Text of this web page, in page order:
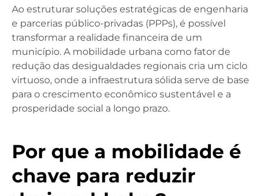
Ao estruturar soluções estratégicas de engenharia
e parcerias público-privadas (PPPs), é possível
transformar a realidade financeira de um
município. A mobilidade urbana como fator de
redução das desigualdades regionais cria um ciclo
virtuoso, onde a infraestrutura sólida serve de base
para o crescimento econômico sustentável e a
prosperidade social a longo prazo.
Por que a mobilidade é
chave para reduzir